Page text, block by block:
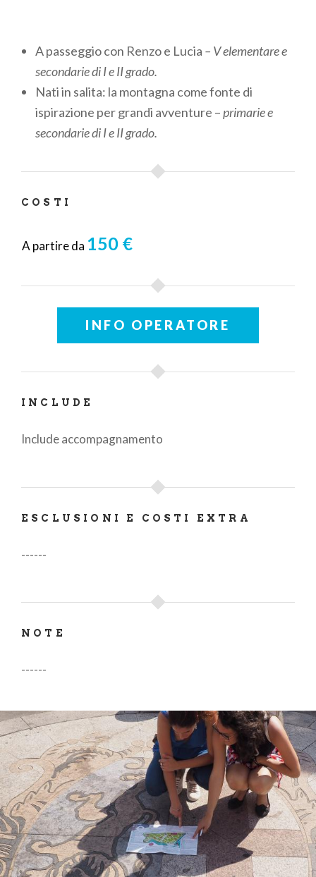
A passeggio con Renzo e Lucia – V elementare e
secondarie di I e II grado.
Nati in salita: la montagna come fonte di
ispirazione per grandi avventure –primarie e
secondarie di I e II grado.
COSTI
A partire da 150 €
INFO OPERATORE
INCLUDE
Include accompagnamento
ESCLUSIONI E COSTI EXTRA
------
NOTE
------